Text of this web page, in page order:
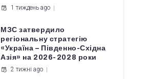
1 тиждень ago
МЗС затвердило
регіональну стратегію
«Україна – Південно-Східна
Азія» на 2026-2028 роки
2 тижні ago